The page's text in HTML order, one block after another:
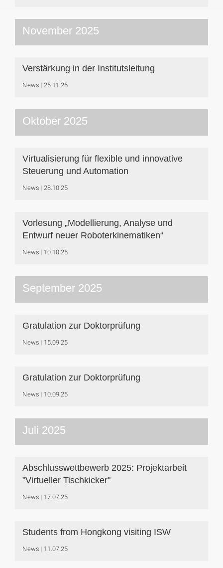
November 2025
Verstärkung in der Institutsleitung
News 25.11.25
Oktober 2025
Virtualisierung für flexible und innovative
Steuerung und Automation
News 28.10.25
Vorlesung „Modellierung, Analyse und
Entwurf neuer Roboterkinematiken“
News 10.10.25
September 2025
Gratulation zur Doktorprüfung
News 15.09.25
Gratulation zur Doktorprüfung
News 10.09.25
Juli 2025
Abschlusswettbewerb 2025: Projektarbeit
"Virtueller Tischkicker"
News 17.07.25
Students from Hongkong visiting ISW
News 11.07.25